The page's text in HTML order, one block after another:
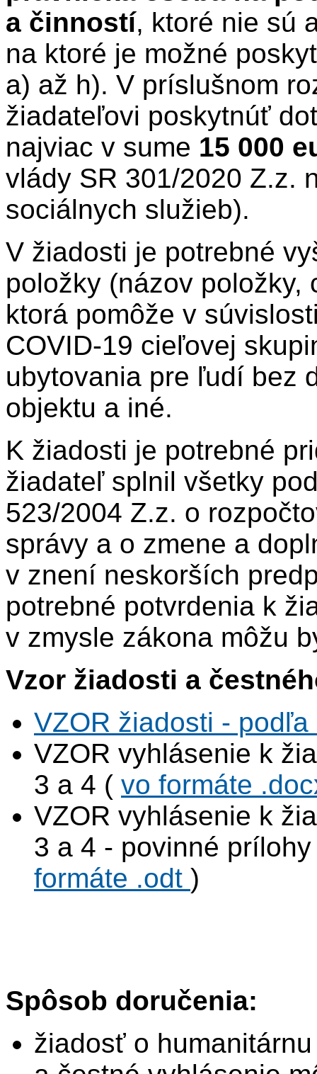
a činností, ktoré nie sú
na ktoré je možné
a) až h). V príslušnom
žiadateľovi poskytnúť
najviac v sume 15 000
vlády SR 301/2020 Z.z.
sociálnych služieb).
V žiadosti je potrebné
položky (názov položky,
ktorá pomôže v
COVID-19 cieľovej
ubytovania pre ľudí bez
objektu a iné.
K žiadosti je potrebné
žiadateľ splnil všetky
523/2004 Z.z. o
správy a o zmene a
v znení neskorších
potrebné potvrdenia k
v zmysle zákona môžu
Vzor žiadosti a
VZOR žiadosti -
VZOR vyhlásenie k
3 a 4 ( vo formáte
VZOR vyhlásenie k
3 a 4 - povinné
formáte .odt )
Spôsob doručenia:
žiadosť o